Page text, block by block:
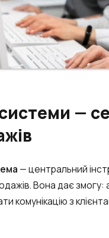
—
— центральний
Вона дає змогу:
комунікацію з